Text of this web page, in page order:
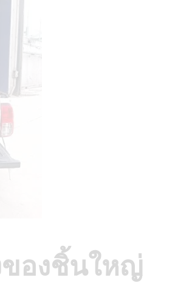
ของชิ้นใหญ่